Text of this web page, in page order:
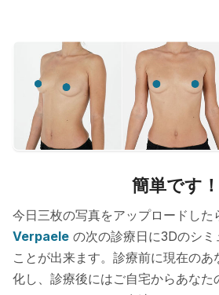
簡単です！
今日三枚の写真をアップロードした
Verpaele の次の診療日に3Dのシ
ことが出来ます。診療前に現在の
化し、診療後にはご自宅からあなた